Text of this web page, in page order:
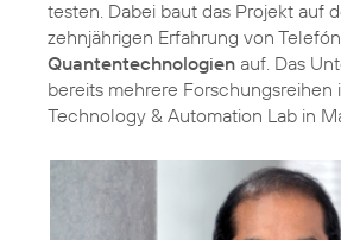
testen. Dabei baut das Projekt auf
zehnjährigen Erfahrung von
Quantentechnologien auf. Das
bereits mehrere Forschungsreihen
Technology & Automation Lab in